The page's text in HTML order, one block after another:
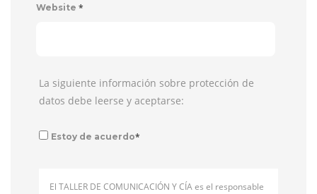
Website *
La siguiente información sobre protección de
datos debe leerse y aceptarse:
Estoy de acuerdo*
El TALLER DE COMUNICACIÓN Y CÍA es el responsable